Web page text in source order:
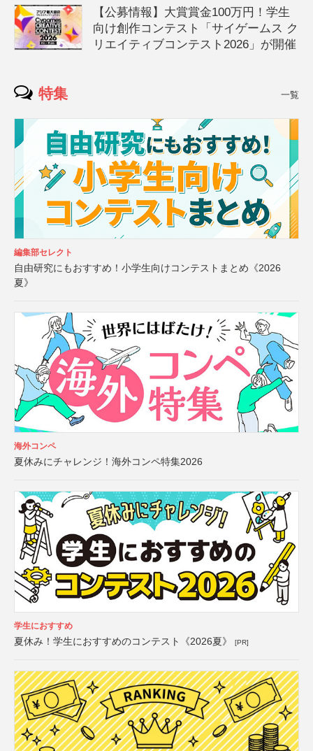
【公募情報】大賞賞金100万円！学生
向け創作コンテスト「サイゲームス ク
リエイティブコンテスト2026」が開催
特集 一覧
編集部セレクト
自由研究にもおすすめ！小学生向けコンテストまとめ《2026
夏》
海外コンペ
夏休みにチャレンジ！海外コンペ特集2026
学生におすすめ
夏休み！学生におすすめのコンテスト《2026夏》 [PR]